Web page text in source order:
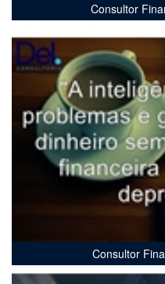
Consultor
Consultor